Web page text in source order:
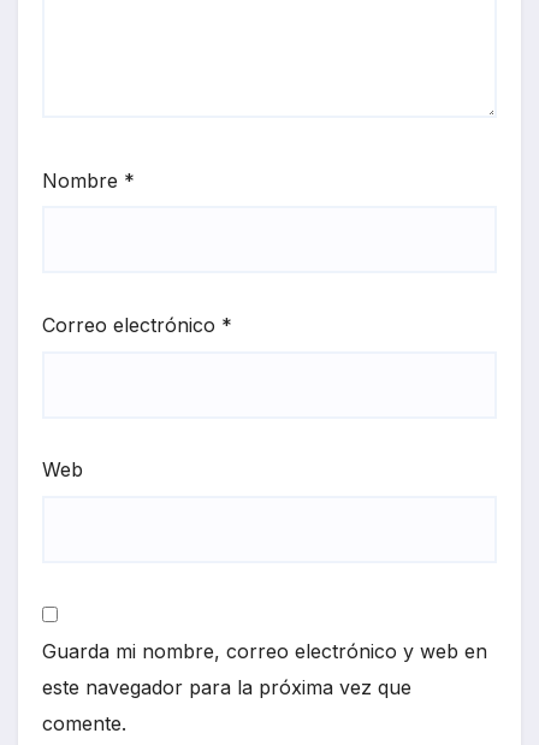
Nombre *
Correo electrónico *
Web
Guarda mi nombre, correo electrónico y web en
este navegador para la próxima vez que
comente.